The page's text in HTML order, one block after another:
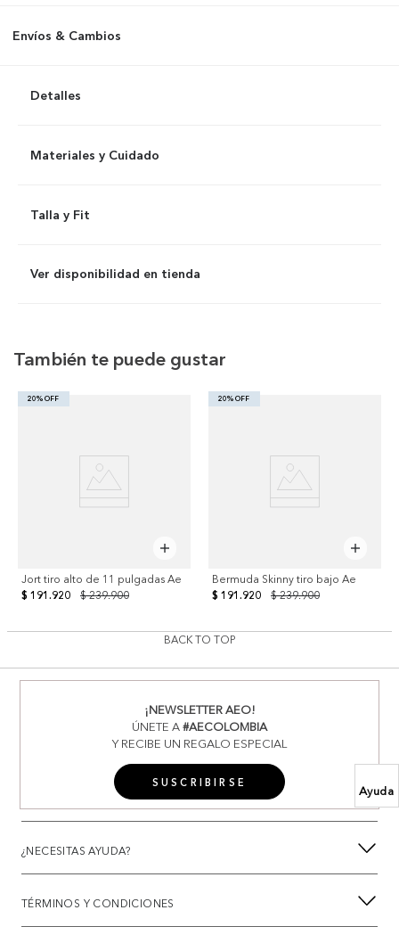
Ayuda
Envíos & Cambios
Detalles
Materiales y Cuidado
Talla y Fit
Ver disponibilidad en tienda
También te puede gustar
20% OFF
Jort tiro alto de 11 pulgadas Ae
$ 239.900
$ 191.920
20% OFF
Bermuda Skinny tiro bajo Ae
$ 239.900
$ 191.920
BACK TO TOP
¡NEWSLETTER AEO!
ÚNETE A#AECOLOMBIA
Y RECIBE UN REGALO ESPECIAL
SUSCRIBIRSE
¿NECESITAS AYUDA?
TÉRMINOS Y CONDICIONES